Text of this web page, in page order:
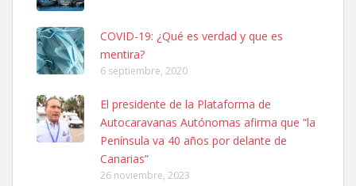
SHIBA PERDIDO AVDA JOSE MESA Y LOPEZ
PERRO MACHO RAZA SHIBA CON MICROCHIP PERDIDO HOY
06/07/2025 ZONA MESA Y LOPEZ. ES MUY ASUSTADIZO
Leales.org » Gran Canaria
6.7.2025
COVID-19: ¿Qué es verdad y que es
mentira?
6 septiembre, 2020
El presidente de la Plataforma de
Autocaravanas Autónomas afirma que “la
Península va 40 años por delante de
Canarias”
26 noviembre, 2023